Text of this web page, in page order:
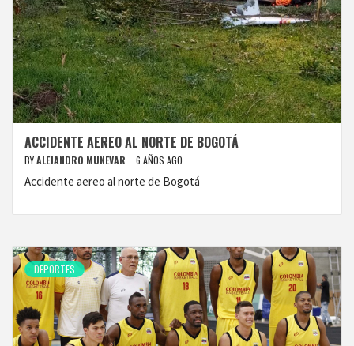
ACCIDENTE AEREO AL NORTE DE BOGOTÁ
BYALEJANDRO MUNEVAR 6 AÑOS AGO
Accidente aereo al norte de Bogotá
DEPORTES